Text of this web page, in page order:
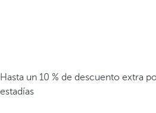
Hasta un 10 % de descuento extra
estadías